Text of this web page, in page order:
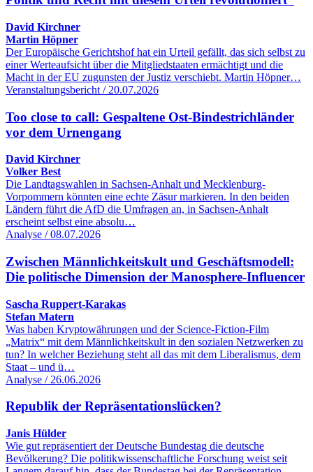
David Kirchner
Martin Höpner
Der Europäische Gerichtshof hat ein Urteil gefällt, das sich selbst zu
einer Werteaufsicht über die Mitgliedstaaten ermächtigt und die
Macht in der EU zugunsten der Justiz verschiebt. Martin Höpner…
Veranstaltungsbericht / 20.07.2026
Too close to call: Gespaltene Ost-Bindestrichländer
vor dem Urnengang
David Kirchner
Volker Best
Die Landtagswahlen in Sachsen-Anhalt und Mecklenburg-
Vorpommern könnten eine echte Zäsur markieren. In den beiden
Ländern führt die AfD die Umfragen an, in Sachsen-Anhalt
erscheint selbst eine absolu…
Analyse / 08.07.2026
Zwischen Männlichkeitskult und Geschäftsmodell:
Die politische Dimension der Manosphere-Influencer
Sascha Ruppert-Karakas
Stefan Matern
Was haben Kryptowährungen und der Science-Fiction-Film
„Matrix“ mit dem Männlichkeitskult in den sozialen Netzwerken zu
tun? In welcher Beziehung steht all das mit dem Liberalismus, dem
Staat – und ü…
Analyse / 26.06.2026
Republik der Repräsentationslücken?
Janis Hülder
Wie gut repräsentiert der Deutsche Bundestag die deutsche
Bevölkerung? Die politikwissenschaftliche Forschung weist seit